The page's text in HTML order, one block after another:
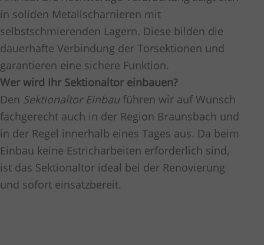
in soliden Metallscharnieren mit
selbstschmierenden Lagern. Diese bilden die
dauerhafte Verbindung der Torsektionen und
garantieren eine sichere Funktion.
Wer wird Ihr Sektionaltor einbauen?
Den Sektionaltor Einbauführen wir auf Wunsch
fachgerecht auch in der Region Braunsbach und
in der Regel innerhalb eines Tages aus. Da beim
Einbau keine Estricharbeiten erforderlich sind,
ist das Sektionaltor ideal bei der Renovierung
und sofort einsatzbereit.